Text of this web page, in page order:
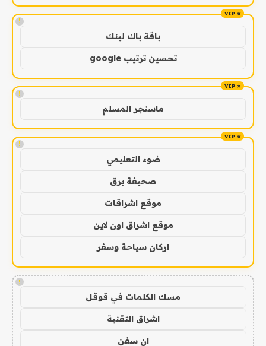
!
باقة باك لينك
تحسين ترتيب google
!
ماسنجر المسلم
!
ضوء التعليمي
صحيفة برق
موقع اشراقات
موقع اشراق اون لاين
اركان سياحة وسفر
!
مسك الكلمات في قوقل
اشراق التقنية
ان سفن